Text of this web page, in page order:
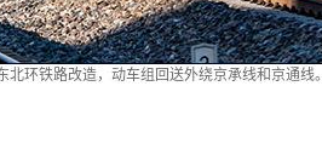
环铁路改造，动车组回送外绕京承线和京通线。